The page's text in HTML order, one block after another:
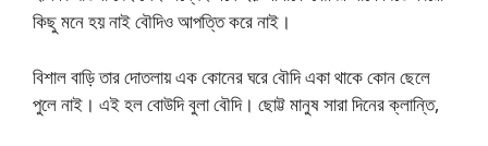
কিছু মনে হয় নাই বৌদিও আপত্তি করে নাই।
বিশাল বাড়ি তার দোতলায় এক কোনের ঘরে বৌদি একা থাকে কোন ছেলে
পুলে নাই। এই হল বোউদি বুলা বৌদি। ছোট্ট মানুষ সারা দিনের ক্লান্তি,